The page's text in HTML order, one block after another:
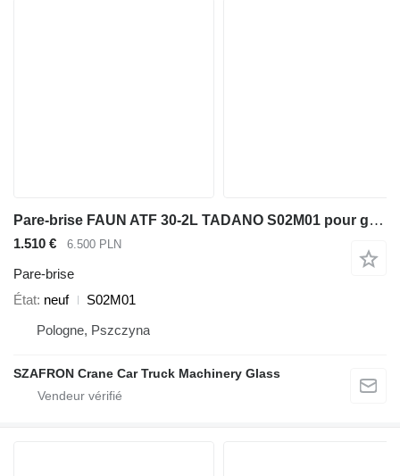
Pare-brise FAUN ATF 30-2L TADANO S02M01 pour grue mobile Tadano Faun FAUN ATF 30-2L
1.510 € 6.500 PLN
Pare-brise
État neuf
S02M01
Pologne, Pszczyna
SZAFRON Crane Car Truck Machinery Glass